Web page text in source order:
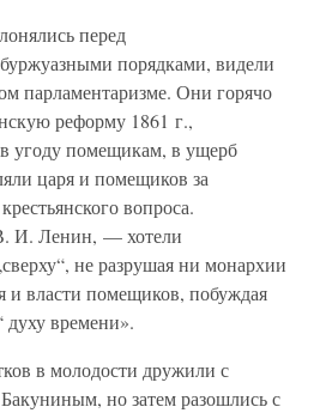
перед
порядками, видели
парламентаризме. Они горячо
реформу 1861 г.,
угоду помещикам, в ущерб
царя и помещиков за
вопроса.
И. Ленин, — хотели
не разрушая ни монархии
и власти помещиков, побуждая
духу времени».
в молодости дружили с
но затем разошлись с